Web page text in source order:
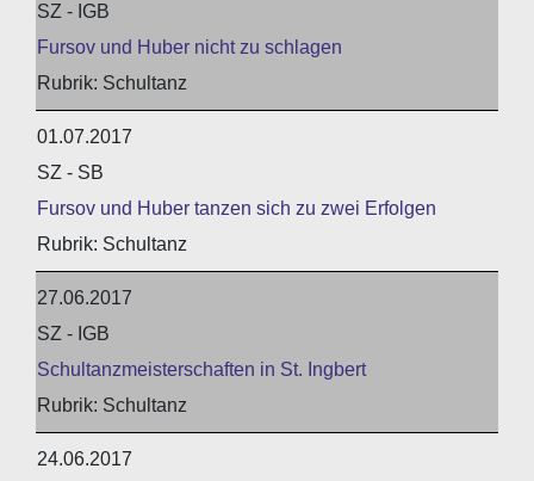
SZ - IGB
Fursov und Huber nicht zu schlagen
Schultanz
01.07.2017
SZ - SB
Fursov und Huber tanzen sich zu zwei Erfolgen
Schultanz
27.06.2017
SZ - IGB
Schultanzmeisterschaften in St. Ingbert
Schultanz
24.06.2017